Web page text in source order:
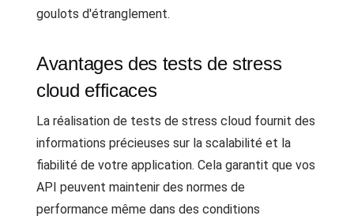
goulots d'étranglement.
Avantages des tests de stress
cloud efficaces
La réalisation de tests de stress cloud fournit des
informations précieuses sur la scalabilité et la
fiabilité de votre application. Cela garantit que vos
API peuvent maintenir des normes de
performance même dans des conditions